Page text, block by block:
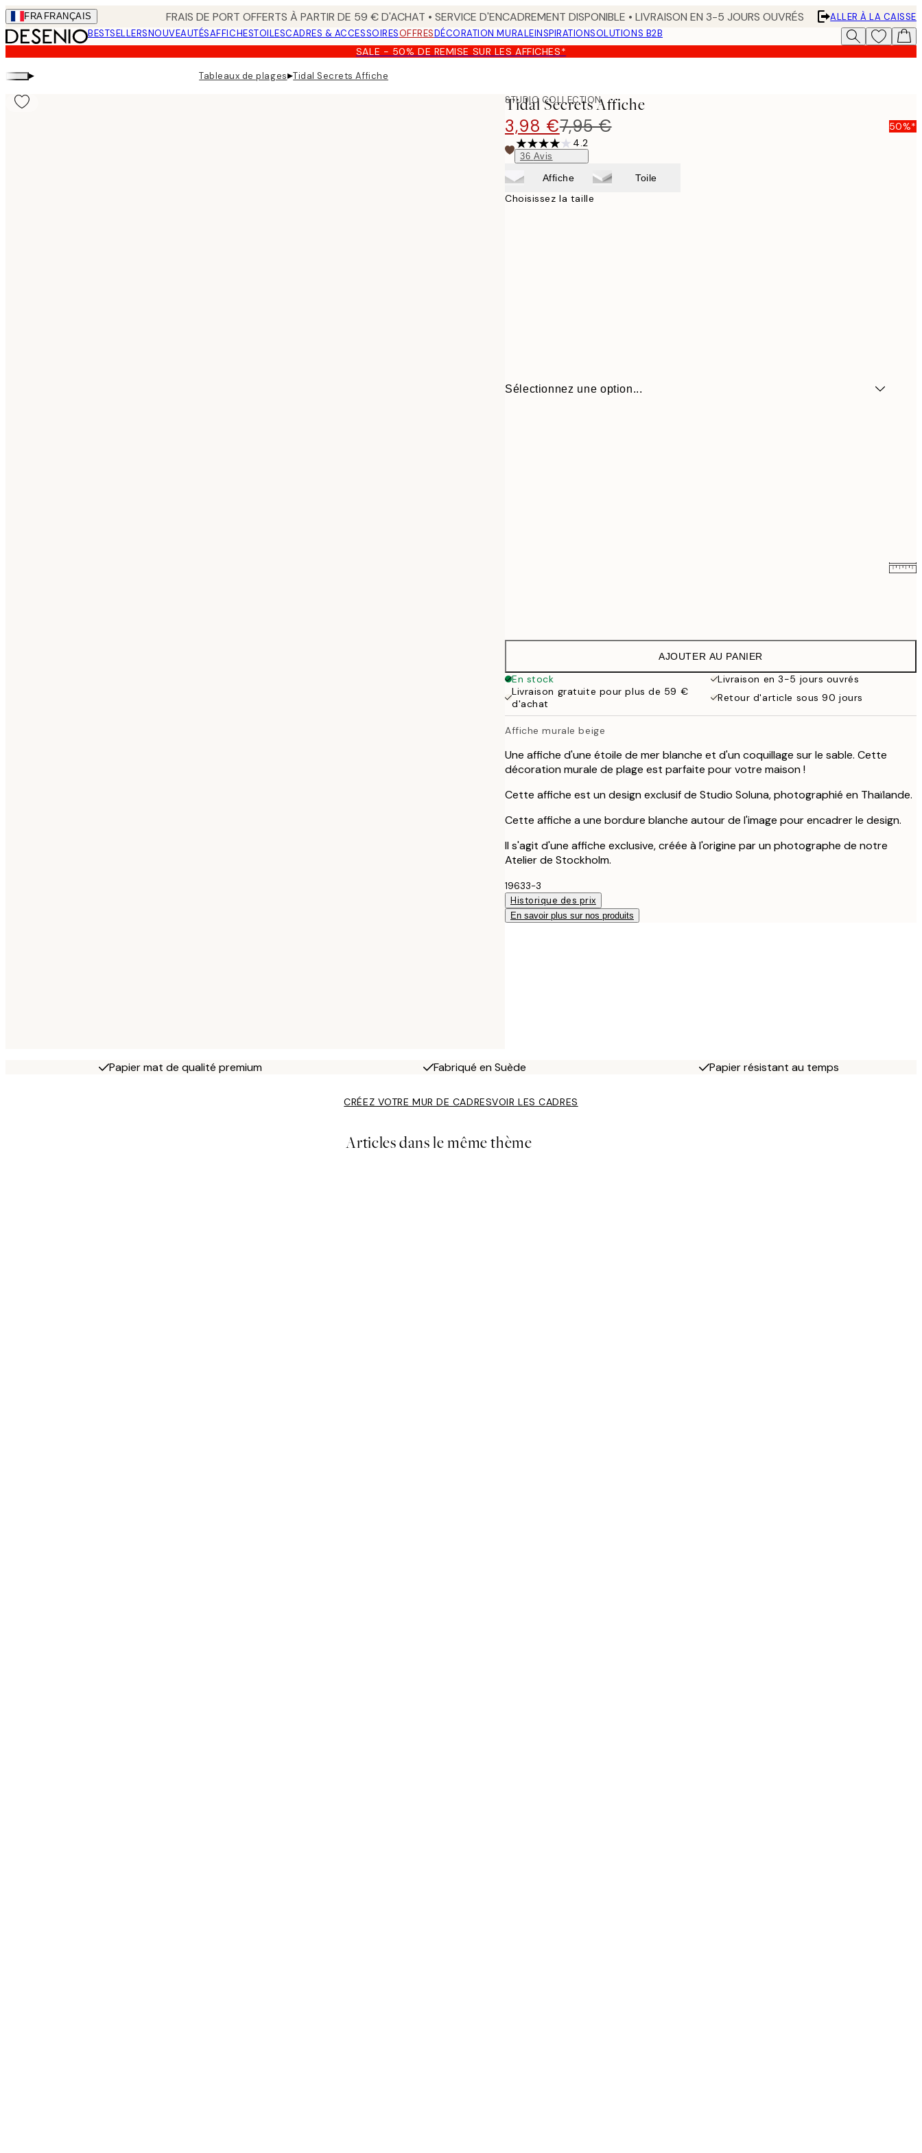
Skip
to
main
content.
FRA FRANÇAIS FRAIS DE PORT OFFERTS À PARTIR DE 59 € D'ACHAT • SERVICE D'ENCADREMENT DISPONIBLE • LIVRAISON EN 3-5 JOURS OUVRÉS
ALLER À LA CAISSE
BESTSELLERSNOUVEAUTÉSAFFICHESTOILESCADRES & ACCESSOIRESOFFRESDÉCORATION MURALEINSPIRATIONSOLUTIONS B2B
SALE - 50% DE REMISE SUR LES AFFICHES*
▸ Tableaux de plages▸Tidal Secrets Affiche
STUDIO COLLECTION
Tidal Secrets Affiche
3,98 €7,95 €
50%*
4.2
36 Avis
Affiche Toile
Choisissez la taille
Sélectionnez une option...
15 €
21,95 €
50x70 cm
AJOUTER AU PANIER
En stock
Livraison en 3-5 jours ouvrés
Livraison gratuite pour plus de 59 €
d'achat
Retour d'article sous 90 jours
Affiche murale beige
Une affiche d'une étoile de mer blanche et d'un coquillage sur le sable. Cette
décoration murale de plage est parfaite pour votre maison !
Cette affiche est un design exclusif de Studio Soluna, photographié en Thaïlande.
Cette affiche a une bordure blanche autour de l'image pour encadrer le design.
Il s'agit d'une affiche exclusive, créée à l'origine par un photographe de notre
Atelier de Stockholm.
19633-3
Historique des prix
En savoir plus sur nos produits
Papier mat de qualité premium Fabriqué en Suède Papier résistant au temps
CRÉEZ VOTRE MUR DE CADRESVOIR LES CADRES
Articles dans le même thème